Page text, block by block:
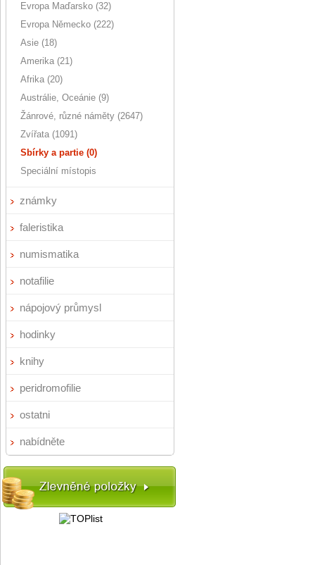
Evropa Maďarsko (32)
Evropa Německo (222)
Asie (18)
Amerika (21)
Afrika (20)
Austrálie, Oceánie (9)
Žánrové, různé náměty (2647)
Zvířata (1091)
Sbírky a partie (0)
Speciální místopis
známky
faleristika
numismatika
notafilie
nápojový průmysl
hodinky
knihy
peridromofilie
ostatni
nabídněte